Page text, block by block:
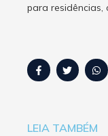
para residências,
LEIA TAMBÉM